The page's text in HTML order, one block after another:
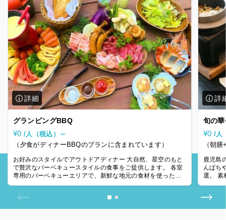
グランピングBBQ
¥0 /人（税込）～
（夕食がディナーBBQのプランに含まれています）
お好みのスタイルでアウトドアディナー 大自然、星空のもと
で贅沢なバーベキュースタイルの食事をご提供します。 各室
専用のバーベキューエリアで、新鮮な地元の食材を使った料
旬の
¥0 /人
（朝
鹿児島
んぱち
選。 素